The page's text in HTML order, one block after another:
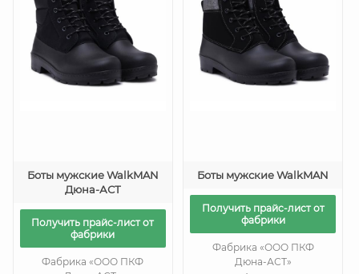
Боты мужские WalkMAN
Дюна-АСТ
Получить прайс-лист от
фабрики
Фабрика «ООО ПКФ
Боты мужские WalkMAN
Получить прайс-лист от
фабрики
Фабрика «ООО ПКФ
Дюна-АСТ»